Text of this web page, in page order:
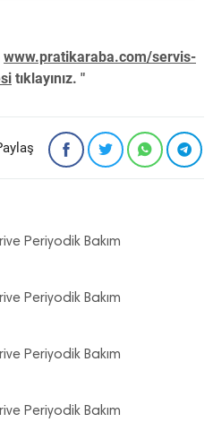
www.pratikaraba.com/servis-
tıklayınız. "
Periyodik Bakım
Periyodik Bakım
Periyodik Bakım
Periyodik Bakım